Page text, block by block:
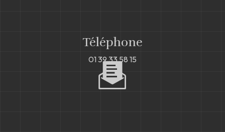
Téléphone
01 39 33 58 15